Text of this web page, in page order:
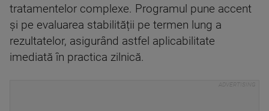
tratamentelor complexe. Programul pune accent
și pe evaluarea stabilității pe termen lung a
rezultatelor, asigurând astfel aplicabilitate
imediată în practica zilnică.